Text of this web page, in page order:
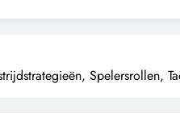
Spelersrollen,